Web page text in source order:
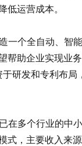
运营成本。
一个全自动、智
帮助企业实现业
研发和专利布
在多个行业的中
式，主要收入来